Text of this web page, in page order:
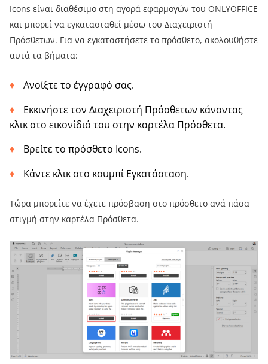
Icons είναι διαθέσιμο στη αγορά εφαρμογών του ONLYOFFICE
και μπορεί να εγκατασταθεί μέσω του Διαχειριστή
Πρόσθετων. Για να εγκαταστήσετε το πρόσθετο, ακολουθήστε
αυτά τα βήματα:
Ανοίξτε το έγγραφό σας.
Εκκινήστε τον Διαχειριστή Πρόσθετων κάνοντας
κλικ στο εικονίδιό του στην καρτέλα Πρόσθετα.
Βρείτε το πρόσθετο Icons.
Κάντε κλικ στο κουμπί Εγκατάσταση.
Τώρα μπορείτε να έχετε πρόσβαση στο πρόσθετο ανά πάσα
στιγμή στην καρτέλα Πρόσθετα.